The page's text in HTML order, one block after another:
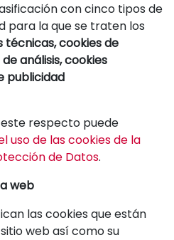
con cinco tipos de
para la que se traten los
técnicas, cookies de
análisis, cookies
publicidad
respecto puede
uso de las cookies de la
de Datos.
web
las cookies que están
web así como su